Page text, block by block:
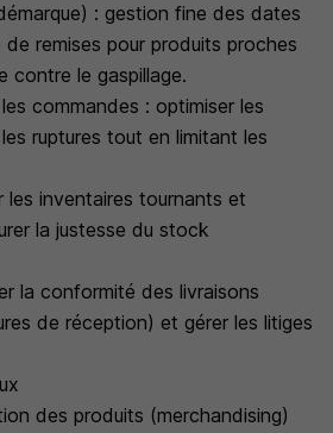
: gestion fine des dates
remises pour produits proches
contre le gaspillage.
commandes : optimiser les
ruptures tout en limitant les
les inventaires tournants et
la justesse du stock
la conformité des livraisons
de réception) et gérer les litiges
des produits (merchandising)